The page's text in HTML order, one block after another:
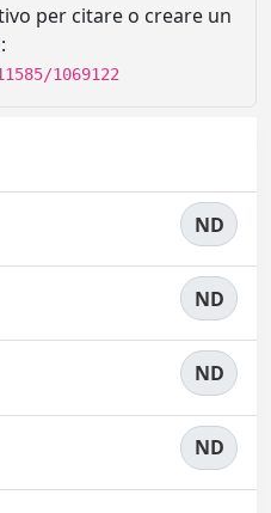
per citare o creare un
1069122
ND
ND
ND
ND